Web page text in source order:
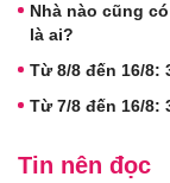
Nhà nào cũng
là ai?
Từ 8/8 đến 16/8:
Từ 7/8 đến 16/
Tin nên đọc